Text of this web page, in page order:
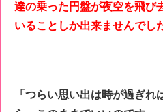
達の乗った円盤が夜空を飛び
いることしか出来ませんでし
「つらい思い出は時が過ぎ